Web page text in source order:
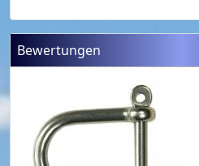
Bewertungen